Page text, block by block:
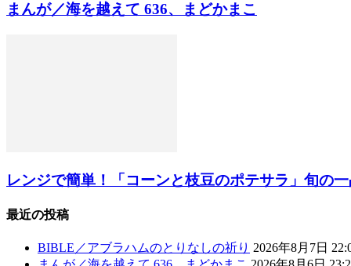
まんが／海を越えて 636、まどかまこ
レンジで簡単！「コーンと枝豆のポテサラ」旬の
最近の投稿
BIBLE／アブラハムのとりなしの祈り 2026年8月7日